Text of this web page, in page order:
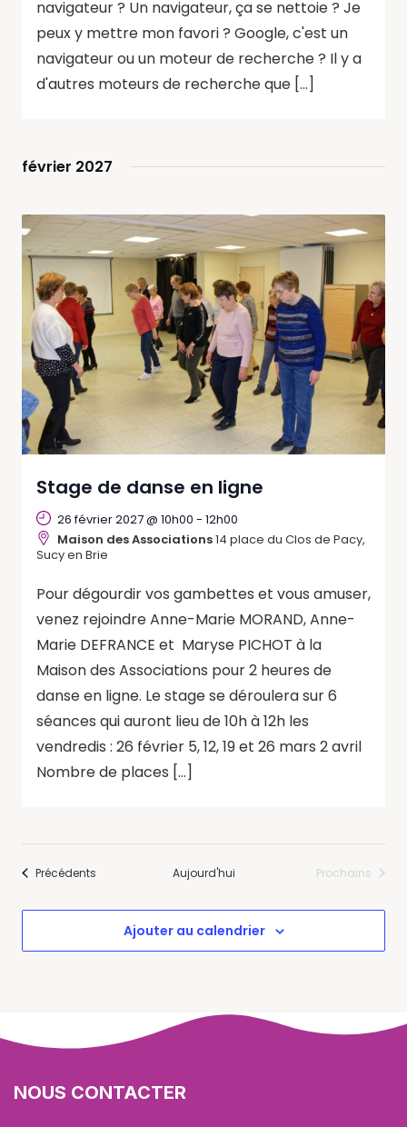
navigateur ? Un navigateur, ça se nettoie ? Je
peux y mettre mon favori ? Google, c'est un
navigateur ou un moteur de recherche ? Il y a
d'autres moteurs de recherche que […]
février 2027
Stage de danse en ligne
26 février 2027 @ 10h00 - 12h00
Maison des Associations14 place du Clos de Pacy,
Sucy en Brie
Pour dégourdir vos gambettes et vous amuser,
venez rejoindre Anne-Marie MORAND, Anne-
Marie DEFRANCE et Maryse PICHOT à la
Maison des Associations pour 2 heures de
danse en ligne. Le stage se déroulera sur 6
séances qui auront lieu de 10h à 12h les
vendredis : 26 février 5, 12, 19 et 26 mars 2 avril
Nombre de places […]
Précédents Aujourd'hui
Prochains
Ajouter au calendrier
NOUS CONTACTER